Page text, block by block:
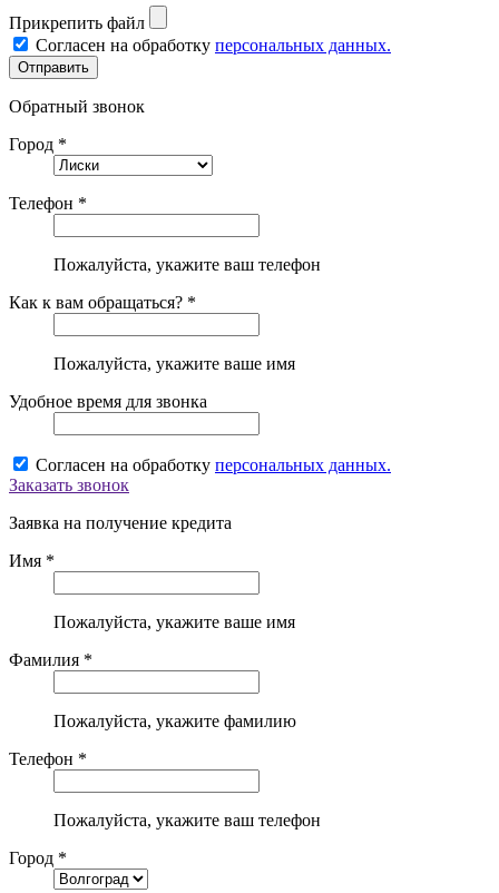
Прикрепить файл
Согласен на обработку персональных данных.
Обратный звонок
Город *
Телефон *
Пожалуйста, укажите ваш телефон
Как к вам обращаться? *
Пожалуйста, укажите ваше имя
Удобное время для звонка
Согласен на обработку персональных данных.
Заказать звонок
Заявка на получение кредита
Имя *
Пожалуйста, укажите ваше имя
Фамилия *
Пожалуйста, укажите фамилию
Телефон *
Пожалуйста, укажите ваш телефон
Город *